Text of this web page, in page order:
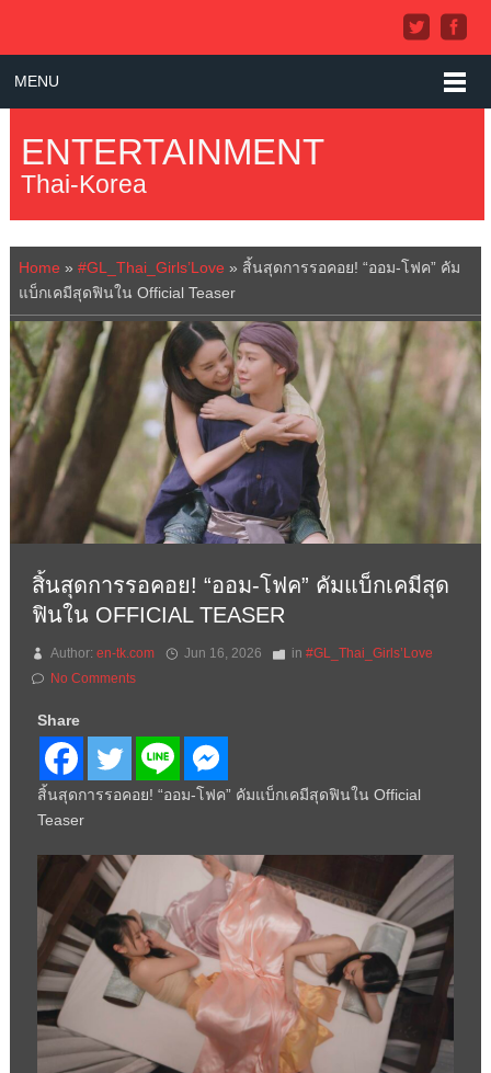
MENU
ENTERTAINMENT
Thai-Korea
Home » #GL_Thai_Girls’Love » สิ้นสุดการรอคอย! “ออม-โฟค” คัม
แบ็กเคมีสุดฟินใน Official Teaser
สิ้นสุดการรอคอย! “ออม-โฟค” คัมแบ็กเคมีสุด
ฟินใน OFFICIAL TEASER
Author: en-tk.com Jun 16, 2026 in #GL_Thai_Girls’Love
No Comments
Share
สิ้นสุดการรอคอย! “ออม-โฟค” คัมแบ็กเคมีสุดฟินใน Official
Teaser